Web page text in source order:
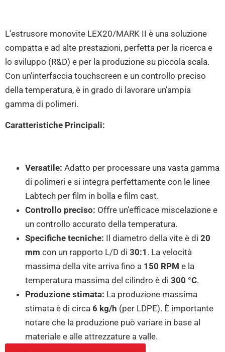
L’estrusore monovite LEX20/MARK II è una soluzione
compatta e ad alte prestazioni, perfetta per la ricerca e
lo sviluppo (R&D) e per la produzione su piccola scala.
Con un’interfaccia touchscreen e un controllo preciso
della temperatura, è in grado di lavorare un’ampia
gamma di polimeri.
Caratteristiche Principali:
Versatile: Adatto per processare una vasta gamma
di polimeri e si integra perfettamente con le linee
Labtech per film in bolla e film cast.
Controllo preciso: Offre un’efficace miscelazione e
un controllo accurato della temperatura.
Specifiche tecniche: Il diametro della vite è di 20
mm con un rapporto L/D di 30:1 . La velocità
massima della vite arriva fino a 150 RPM e la
temperatura massima del cilindro è di 300 °C.
Produzione stimata: La produzione massima
stimata è di circa 6 kg/h (per LDPE). È importante
notare che la produzione può variare in base al
materiale e alle attrezzature a valle.